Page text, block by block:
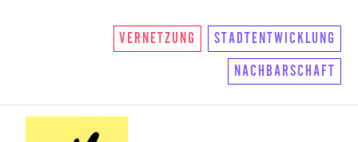
VERNETZUNG STADTENTWICKLUNG
NACHBARSCHAFT